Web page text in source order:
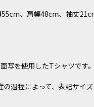
、肩幅48cm、袖丈
写を使用したTシャツです。
過程によって、表記サイ